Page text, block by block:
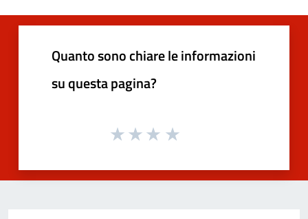
Quanto sono chiare le informazioni
su questa pagina?